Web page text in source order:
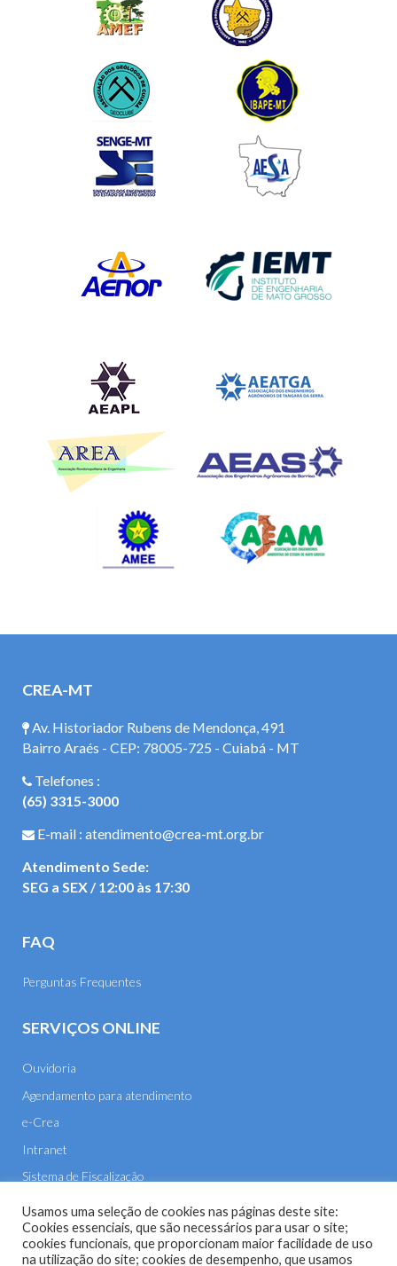
CREA-MT
Av. Historiador Rubens de Mendonça, 491
Bairro Araés - CEP: 78005-725 - Cuiabá - MT
Telefones :
(65) 3315-3000
E-mail : atendimento@crea-mt.org.br
Atendimento Sede:
SEG a SEX / 12:00 às 17:30
FAQ
Perguntas Frequentes
SERVIÇOS ONLINE
Ouvidoria
Agendamento para atendimento
e-Crea
Intranet
Sistema de Fiscalização
E-mail
Usamos uma seleção de cookies nas páginas deste site:
Cookies essenciais, que são necessários para usar o site;
cookies funcionais, que proporcionam maior facilidade de uso
na utilização do site; cookies de desempenho, que usamos